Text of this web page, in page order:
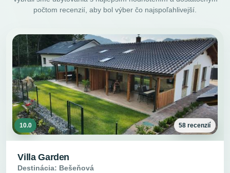
počtom recenzií, aby bol výber čo najspoľahlivejší.
10.0 58 recenzií
Villa Garden
Destinácia: Bešeňová